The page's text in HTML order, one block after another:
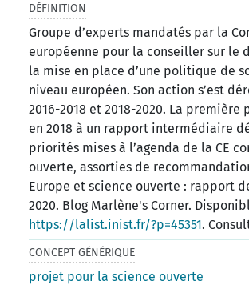
DÉFINITION
Groupe d’experts mandatés par la
européenne pour la conseiller sur le
la mise en place d’une politique de
niveau européen. Son action s’est
2016-2018 et 2018-2020. La première
en 2018 à un rapport intermédiaire
priorités mises à l’agenda de la CE
ouverte, assorties de
Europe et science ouverte : rapport de
2020. Blog Marlène's Corner.
https://lalist.inist.fr/?p=45351.
CONCEPT GÉNÉRIQUE
projet pour la science ouverte